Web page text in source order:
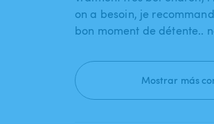
on a besoin, je
bon moment de détente..
Mostrar más